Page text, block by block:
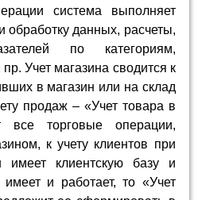
система выполняет
обработку данных, расчеты,
по категориям,
Учет магазина сводится к
в магазин или на склад
продаж – «Учет товара в
все торговые операции,
к учету клиентов при
имеет клиентскую базу и
и работает, то «Учет